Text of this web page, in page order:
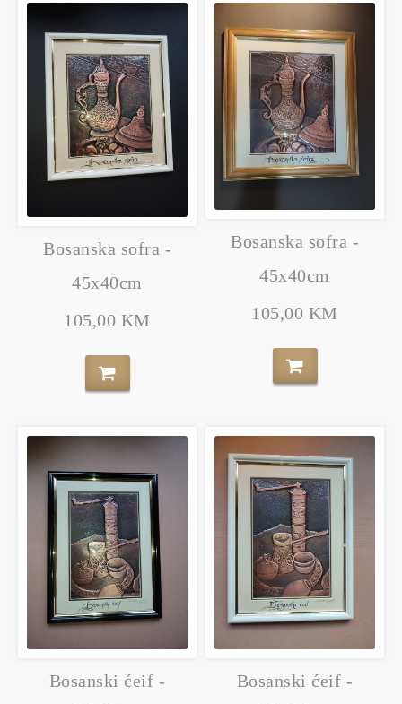
Bosanska sofra -
45x40cm
105,00 KM
Bosanska sofra -
45x40cm
105,00 KM
Bosanski ćeif -
Bosanski ćeif -